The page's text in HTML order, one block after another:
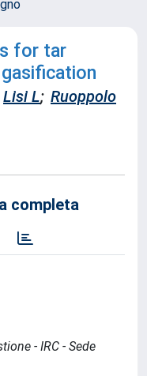
for tar
Lisi L; Ruoppolo
completa
- IRC - Sede